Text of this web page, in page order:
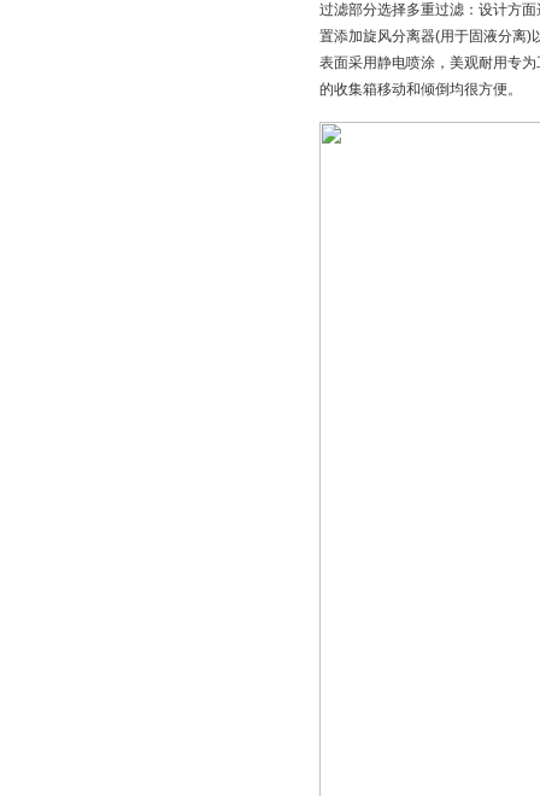
过滤部分选择多重过滤：设计方
置添加旋风分离器(用于固液分离)
表面采用静电喷涂，美观耐用专
的收集箱移动和倾倒均很方便。